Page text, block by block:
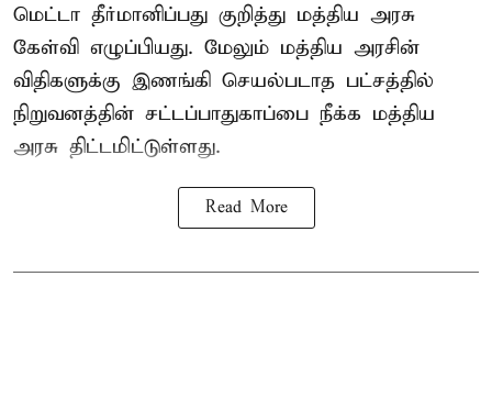
மெட்டா தீர்மானிப்பது குறித்து மத்திய அரசு
கேள்வி எழுப்பியது. மேலும் மத்திய அரசின்
விதிகளுக்கு இணங்கி செயல்படாத பட்சத்தில்
நிறுவனத்தின் சட்டப்பாதுகாப்பை நீக்க மத்திய
அரசு திட்டமிட்டுள்ளது.
Read More